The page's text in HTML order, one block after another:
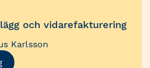
och vidarefakturering
Karlsson